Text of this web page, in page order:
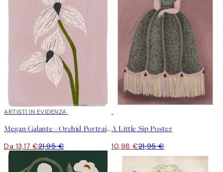
40%*
ARTISTI IN EVIDENZA
Megan Galante - Orchid Portrait Poster
Da 13,17 €21,95 €
A Little Sip Poster
10,98 €21,95 €